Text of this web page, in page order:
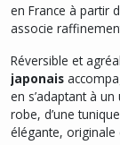
en France à partir
associe
Réversible et
japonais
en s’adaptant à
robe, d’une
élégante,